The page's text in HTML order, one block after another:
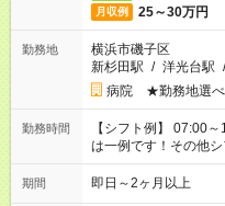
月収例 25～30万円
勤務地
横浜市磯子区
新杉田駅 / 洋光台駅
病院 ★勤務地選べ
勤務時間
【シフト例】 07:00～
は一例です！その他
期間 即日～2ヶ月以上